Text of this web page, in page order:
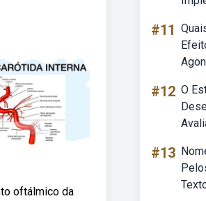
oftálmico da
#11
#12 O
#13